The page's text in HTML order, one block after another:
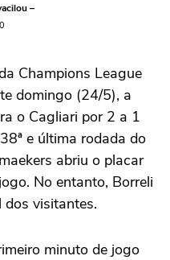
–
Champions League
domingo (24/5), a
o Cagliari por 2 a 1
e última rodada do
abriu o placar
No entanto, Borreli
visitantes.
minuto de jogo